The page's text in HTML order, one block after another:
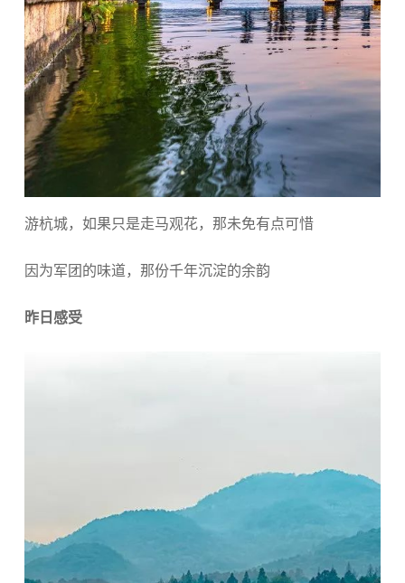
游杭城，如果只是走马观花，那未免有点可惜
因为军团的味道，那份千年沉淀的余韵
昨日感受